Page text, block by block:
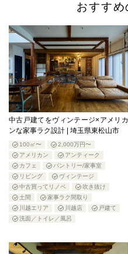
おすすめ
中古戸建てをヴィンテージ×アメリカ
ンな家事ラク設計 | 埼玉県東松山市
100㎡〜
2,000万円〜
アメリカン
アンティーク
カフェ
パントリー/家事室
リビング
ヴィンテージ
中古買ってリノベ
吹き抜け
土間
家事ラク間取り
川越エリア
川越店
戸建て
洗面／トイレ／風呂